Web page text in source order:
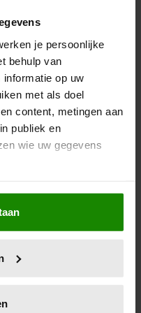
je persoonlijke
behulp van
op uw
met als doel
content, metingen aan
publiek en
wie uw gegevens
graag:
uw geografische
nauwkeurig kan zijn
(fingerprinting)
het
OP
EERSTE